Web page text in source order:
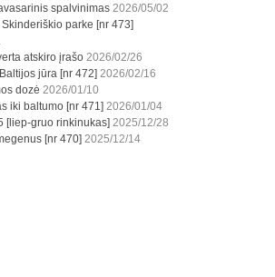
spalvinimas 2026/05/02
parke [nr 473]
atskiro įrašo 2026/02/26
jūra [nr 472] 2026/02/16
dozė 2026/01/10
iki baltumo [nr 471] 2026/01/04
[liep-gruo rinkinukas] 2025/12/28
[nr 470] 2025/12/14